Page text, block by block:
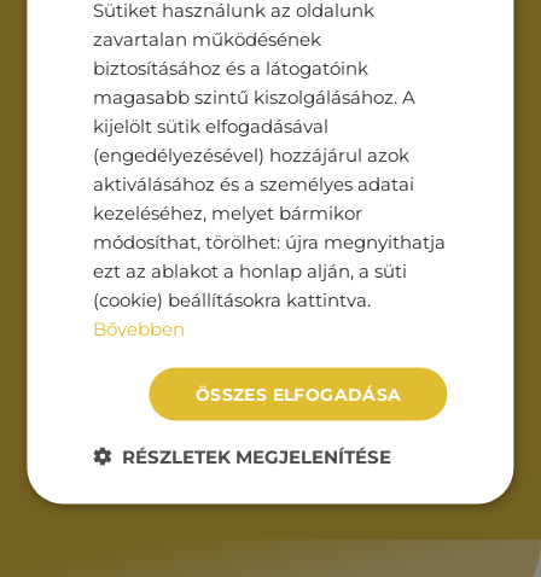
adatvédelmi tájékoztatót
Sütiket használunk az oldalunk
zavartalan működésének
biztosításához és a látogatóink
magasabb szintű kiszolgálásához. A
kijelölt sütik elfogadásával
(engedélyezésével) hozzájárul azok
aktiválásához és a személyes adatai
kezeléséhez, melyet bármikor
módosíthat, törölhet: újra megnyithatja
ezt az ablakot a honlap alján, a süti
(cookie) beállításokra kattintva.
Bővebben
ÖSSZES ELFOGADÁSA
RÉSZLETEK MEGJELENÍTÉSE